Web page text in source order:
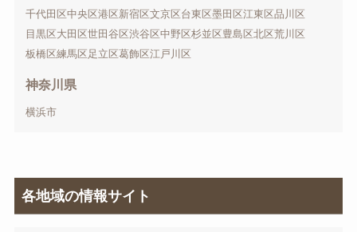
千代田区中央区港区新宿区文京区台東区墨田区江東区品川区
目黒区大田区世田谷区渋谷区中野区杉並区豊島区北区荒川区
板橋区練馬区 足立区葛飾区江戸川区
神奈川県
横浜市
各地域の情報サイト